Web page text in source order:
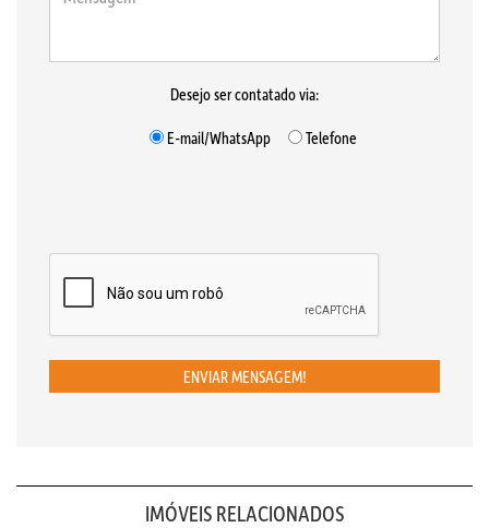
Desejo ser contatado via:
E-mail/WhatsApp
Telefone
ENVIAR MENSAGEM!
IMÓVEIS RELACIONADOS